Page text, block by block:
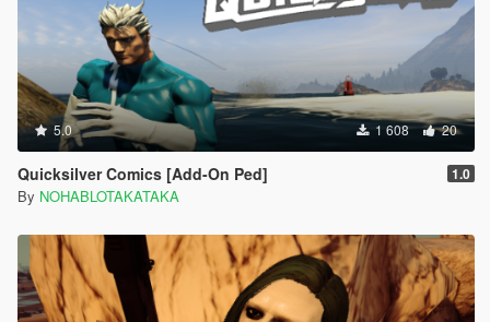
5.0 1 608 20
Quicksilver Comics [Add-On Ped] 1.0
By NOHABLOTAKATAKA